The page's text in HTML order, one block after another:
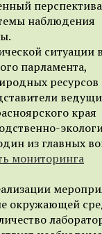
наблюдения
ситуации
парламента,
ресурсов
края
из главных
мониторинга
окружающей